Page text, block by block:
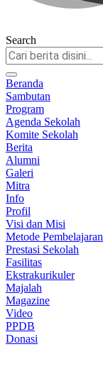
Search
Beranda
Sambutan
Program
Agenda Sekolah
Komite Sekolah
Berita
Alumni
Galeri
Mitra
Info
Profil
Visi dan Misi
Metode Pembelajaran
Prestasi Sekolah
Fasilitas
Ekstrakurikuler
Majalah
Magazine
Video
PPDB
Donasi